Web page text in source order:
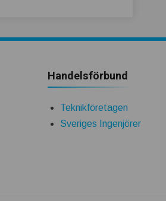
Handelsförbund
Teknikföretagen
Sveriges Ingenjörer